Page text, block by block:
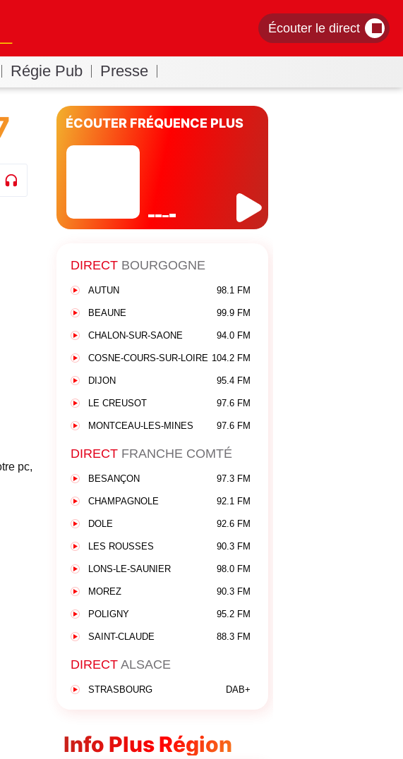
Écouter le direct
Régie Pub Presse
pc,
ÉCOUTER FRÉQUENCE PLUS
DIRECTBOURGOGNE
AUTUN 98.1 FM
BEAUNE 99.9 FM
CHALON-SUR-SAONE 94.0 FM
COSNE-COURS-SUR-LOIRE 104.2 FM
DIJON 95.4 FM
LE CREUSOT 97.6 FM
MONTCEAU-LES-MINES 97.6 FM
DIRECTFRANCHE COMTÉ
BESANÇON 97.3 FM
CHAMPAGNOLE 92.1 FM
DOLE 92.6 FM
LES ROUSSES 90.3 FM
LONS-LE-SAUNIER 98.0 FM
MOREZ 90.3 FM
POLIGNY 95.2 FM
SAINT-CLAUDE 88.3 FM
DIRECTALSACE
STRASBOURG DAB+
Info Plus Région